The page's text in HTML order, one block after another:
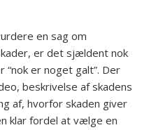
en sag om
er det sjældent nok
“nok er noget galt”. Der
beskrivelse af skadens
af, hvorfor skaden giver
klar fordel at vælge en